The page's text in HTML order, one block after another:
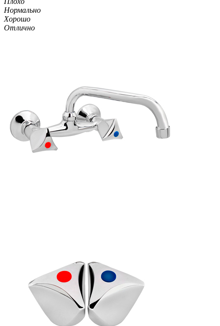
Нормально
Хорошо
Отлично